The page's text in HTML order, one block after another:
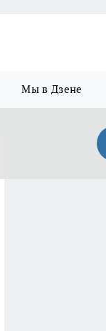
Мы в Дзене